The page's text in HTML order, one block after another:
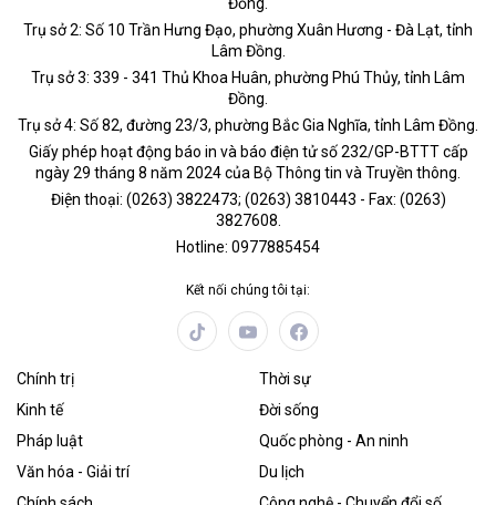
Trụ sở 2: Số 10 Trần Hưng Đạo, phường Xuân Hương - Đà Lạt, tỉnh
Lâm Đồng.
Trụ sở 3: 339 - 341 Thủ Khoa Huân, phường Phú Thủy, tỉnh Lâm
Đồng.
Trụ sở 4: Số 82, đường 23/3, phường Bắc Gia Nghĩa, tỉnh Lâm Đồng.
Giấy phép hoạt động báo in và báo điện tử số 232/GP-BTTT cấp
ngày 29 tháng 8 năm 2024 của Bộ Thông tin và Truyền thông.
Điện thoại: (0263) 3822473; (0263) 3810443 - Fax: (0263)
3827608.
Hotline: 0977885454
Kết nối chúng tôi tại:
Chính trị
Thời sự
Kinh tế
Đời sống
Pháp luật
Quốc phòng - An ninh
Văn hóa - Giải trí
Du lịch